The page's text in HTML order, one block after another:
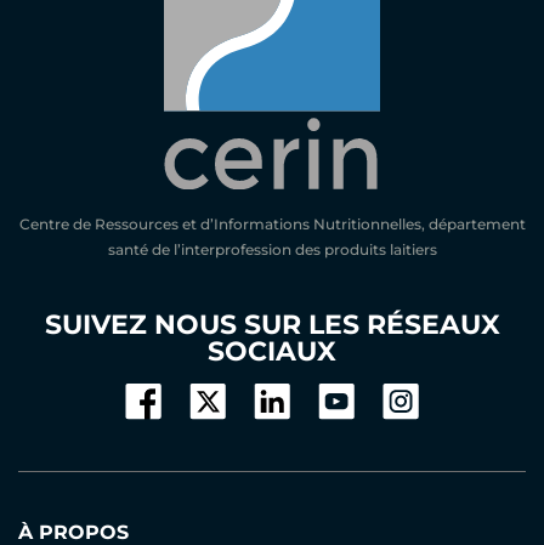
Centre de Ressources et d’Informations Nutritionnelles, département
santé de l’interprofession des produits laitiers
SUIVEZ NOUS SUR LES RÉSEAUX
SOCIAUX
À PROPOS